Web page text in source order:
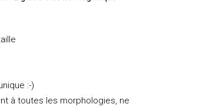
:-)
à toutes les morphologies, ne